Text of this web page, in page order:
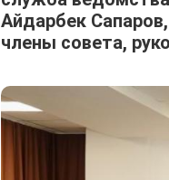
Айдарбек
члены совета,